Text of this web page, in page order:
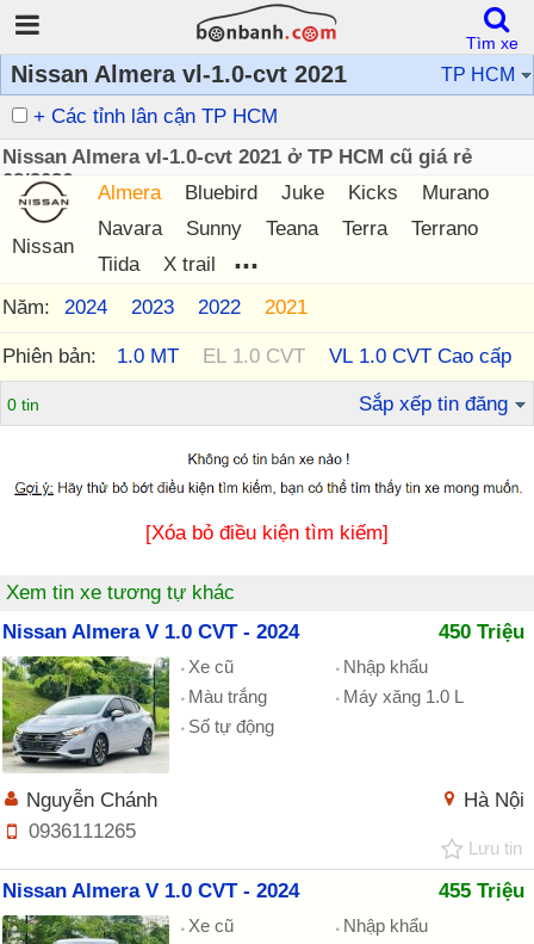
Nissan Almera vl-1.0-cvt 2021 TP HCM
+ Các tỉnh lân cận TP HCM
Nissan Almera vl-1.0-cvt 2021 ở TP HCM cũ giá rẻ
08/2026
Nissan
Almera Bluebird Juke Kicks
Murano
Navara
Sunny Teana Terra
Terrano
Tiida
X trail ...
Năm: 2024 2023 2022 2021
Phiên bản: 1.0 MT EL 1.0 CVT VL 1.0 CVT Cao cấp
0 tin Sắp xếp tin đăng
[Xóa bỏ điều kiện tìm kiếm]
Xem tin xe tương tự khác
Nissan Almera V 1.0 CVT - 2024
450 Triệu
Xe cũ
Nhập khẩu
Màu trắng
Máy xăng 1.0 L
Số tự động
Hà Nội
Nguyễn Chánh
0936111265
Lưu tin
Nissan Almera V 1.0 CVT - 2024 455 Triệu
Xe cũ
Nhập khẩu
Tìm xe